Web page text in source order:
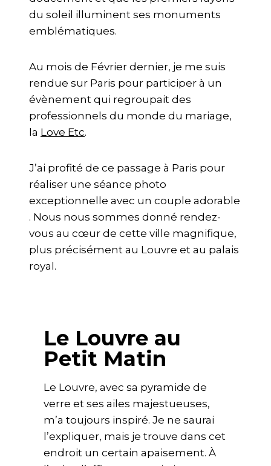
du soleil illuminent ses monuments
emblématiques.
Au mois de Février dernier, je me suis
rendue sur Paris pour participer à un
évènement qui regroupait des
professionnels du monde du mariage,
la Love Etc.
J’ai profité de ce passage à Paris pour
réaliser une séance photo
exceptionnelle avec un couple adorable
. Nous nous sommes donné rendez-
vous au cœur de cette ville magnifique,
plus précisément au Louvre et au palais
royal.
Le Louvre au
Petit Matin
Le Louvre, avec sa pyramide de
verre et ses ailes majestueuses,
m’a toujours inspiré. Je ne saurai
l’expliquer, mais je trouve dans cet
endroit un certain apaisement. À